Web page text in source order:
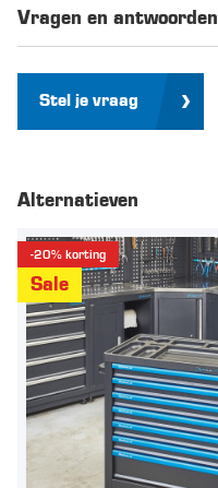
Vragen en antwoorden
Stel je vraag
Alternatieven
-20% korting
Sale